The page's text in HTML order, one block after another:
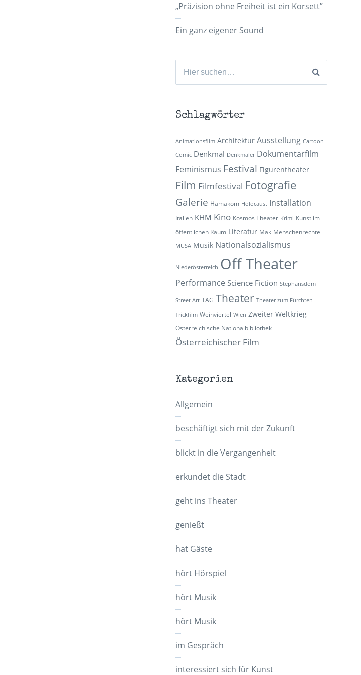
„Präzision ohne Freiheit ist ein Korsett”
Ein ganz eigener Sound
Suchen
Schlagwörter
Animationsfilm Architektur Ausstellung Cartoon
Comic Denkmal Denkmäler Dokumentarfilm
Feminismus Festival Figurentheater
Film Filmfestival Fotografie
Galerie Hamakom Holocaust Installation
Italien KHM Kino Kosmos Theater Krimi Kunst im
öffentlichen Raum Literatur Mak Menschenrechte
MUSA Musik Nationalsozialismus
Niederösterreich Off Theater
Performance Science Fiction Stephansdom
Street Art TAG Theater Theater zum Fürchten
Trickfilm Weinviertel Wien Zweiter Weltkrieg
Österreichische Nationalbibliothek
Österreichischer Film
Kategorien
Allgemein
beschäftigt sich mit der Zukunft
blickt in die Vergangenheit
erkundet die Stadt
geht ins Theater
genießt
hat Gäste
hört Hörspiel
hört Musik
hört Musik
im Gespräch
interessiert sich für Kunst